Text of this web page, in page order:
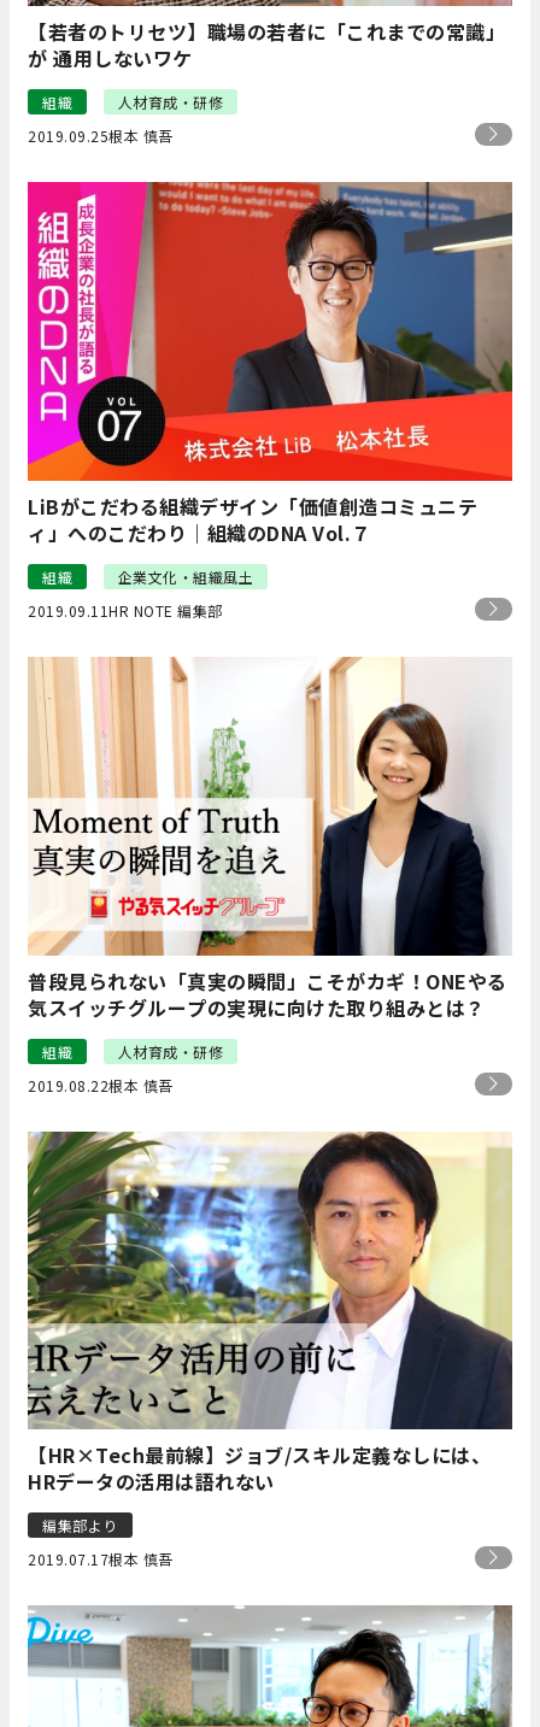
【若者のトリセツ】職場の若者に「これまでの常識」
が 通用しないワケ
組織
人材育成・研修
2019.09.25根本 慎吾
LiBがこだわる組織デザイン「価値創造コミュニテ
ィ」へのこだわり｜組織のDNA Vol.７
組織
企業文化・組織風土
2019.09.11HR NOTE 編集部
普段見られない「真実の瞬間」こそがカギ！ONEやる
気スイッチグループの実現に向けた取り組みとは？
組織
人材育成・研修
2019.08.22根本 慎吾
【HR×Tech最前線】ジョブ/スキル定義なしには、
HRデータの活用は語れない
編集部より
2019.07.17根本 慎吾